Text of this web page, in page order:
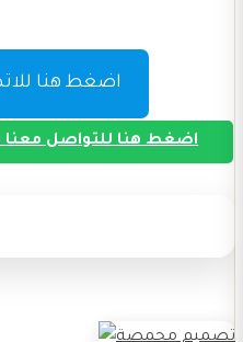
اضغط هنا
اضغط هنا للتواصل معنا